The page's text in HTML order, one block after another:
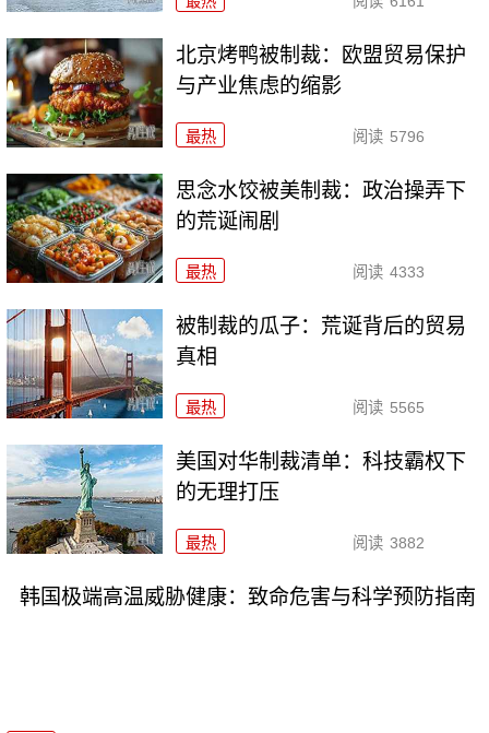
北京烤鸭被制裁：欧盟贸易保护
与产业焦虑的缩影
最热 阅读 5796
思念水饺被美制裁：政治操弄下
的荒诞闹剧
最热 阅读 4333
被制裁的瓜子：荒诞背后的贸易
真相
最热 阅读 5565
美国对华制裁清单：科技霸权下
的无理打压
最热 阅读 3882
韩国极端高温威胁健康：致命危害与科学预防指南